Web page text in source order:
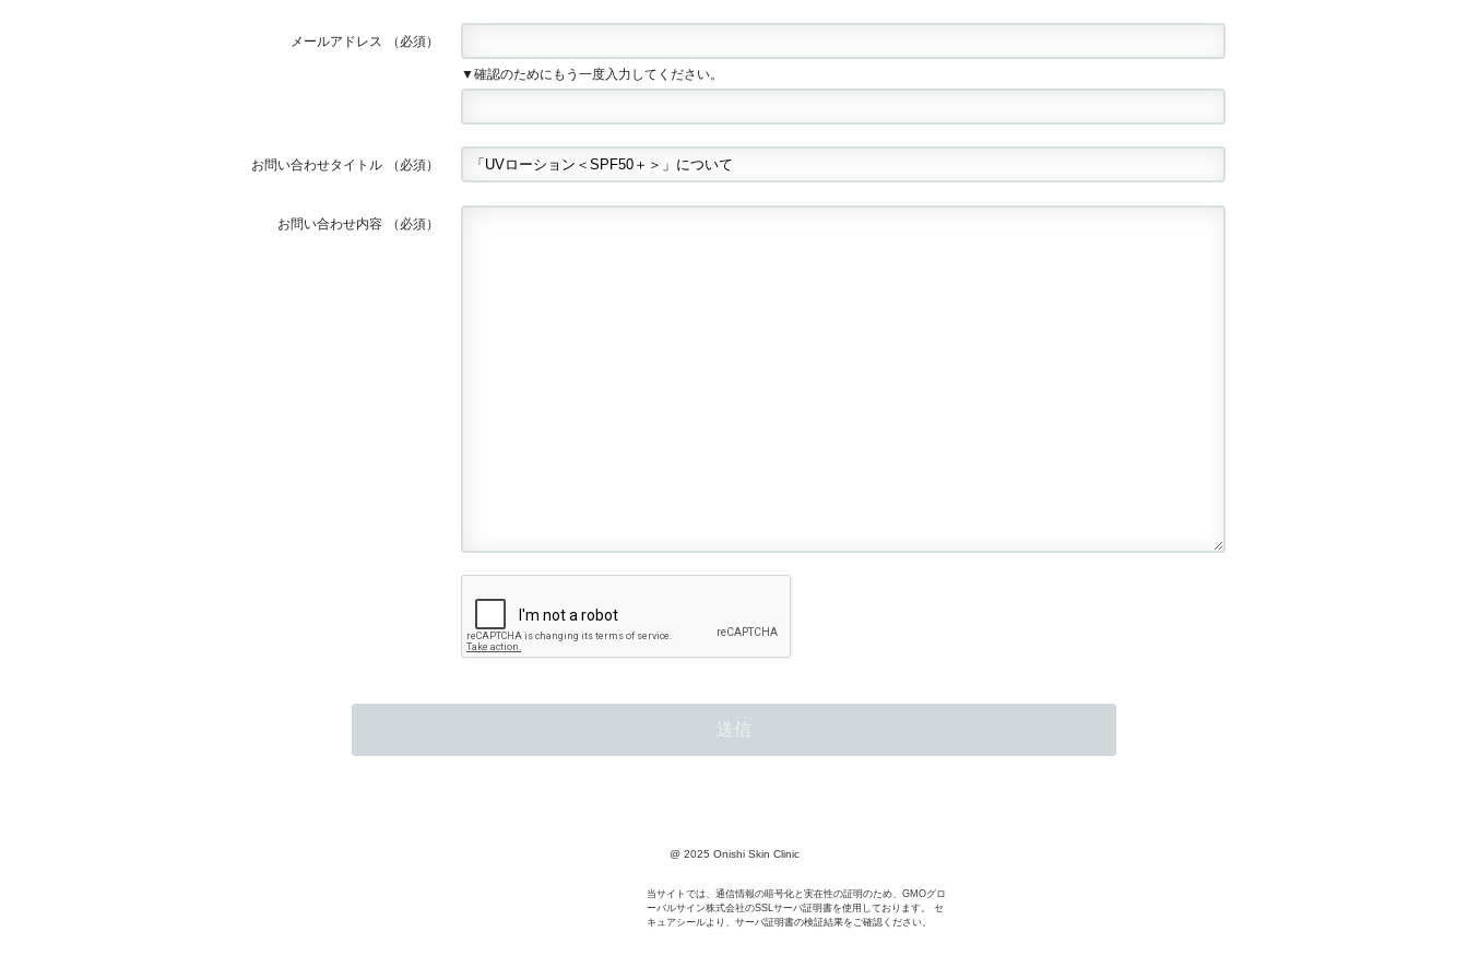
メールアドレス （必須）
▼確認のためにもう一度入力してください。
お問い合わせタイトル （必須）
お問い合わせ内容 （必須）
@ 2025 Onishi Skin Clinic
当サイトでは、通信情報の暗号化と実在性の証明のため、GMOグロ
ーバルサイン株式会社のSSLサーバ証明書を使用しております。 セ
キュアシールより、サーバ証明書の検証結果をご確認ください。